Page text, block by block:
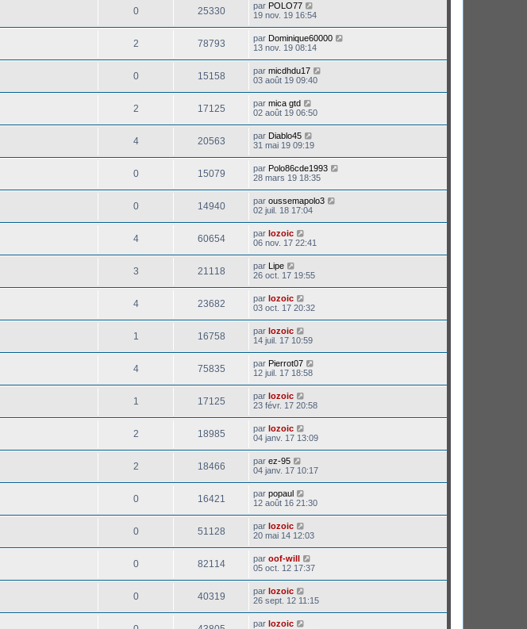
0 25330 par POLO77
19 nov. 19 16:54
2 78793 par Dominique60000
13 nov. 19 08:14
0 15158 par micdhdu17
03 août 19 09:40
2 17125 par mica gtd
02 août 19 06:50
4 20563 par Diablo45
31 mai 19 09:19
0 15079 par Polo86cde1993
28 mars 19 18:35
0 14940 par oussemapolo3
02 juil. 18 17:04
4 60654 par lozoic
06 nov. 17 22:41
3 21118 par Lipe
26 oct. 17 19:55
4 23682 par lozoic
03 oct. 17 20:32
1 16758 par lozoic
14 juil. 17 10:59
4 75835 par Pierrot07
12 juil. 17 18:58
1 17125 par lozoic
23 févr. 17 20:58
2 18985 par lozoic
04 janv. 17 13:09
2 18466 par ez-95
04 janv. 17 10:17
0 16421 par popaul
12 août 16 21:30
0 51128 par lozoic
20 mai 14 12:03
0 82114 par oof-will
05 oct. 12 17:37
0 40319 par lozoic
26 sept. 12 11:15
par lozoic